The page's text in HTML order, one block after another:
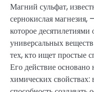
Магний сульфат,
сернокислая магнезия,
которое
универсальных
тех, кто ищет простые
Его действие
химических свойствах: